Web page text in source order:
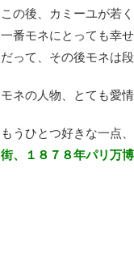
この後、カミーユが若
一番モネにとっても幸
だって、その後モネは
モネの人物、とても愛
もうひとつ好きな一点
街、１８７８年パリ万博